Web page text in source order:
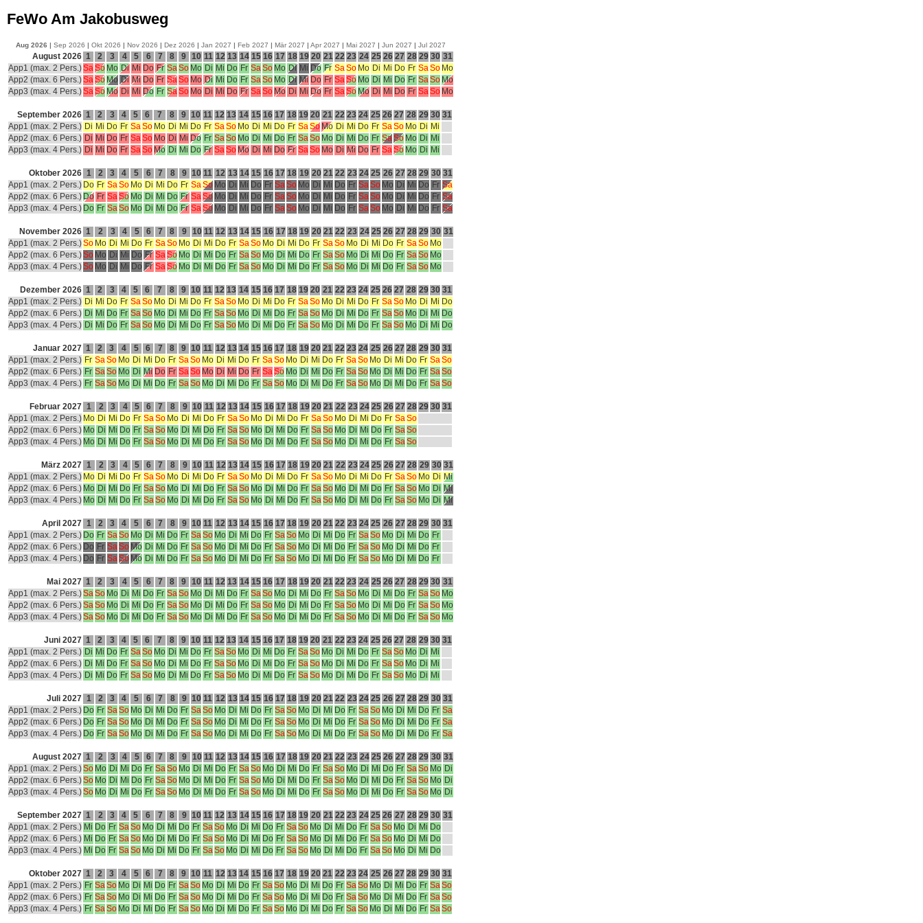
FeWo Am Jakobusweg
Aug 2026 | Sep 2026 | Okt 2026 | Nov 2026 | Dez 2026 | Jan 2027 | Feb 2027 | Mär 2027 | Apr 2027 | Mai 2027 | Jun 2027 | Jul 2027
August 2026 1 2 3 4 5 6 7 8 9 10 11 12 13 14 15 16 17 18 19 20 21 22 23 24 25 26 27 28 29 30 31
App1 (max. 2 Pers.)SaSo Mo Di Mi Do Fr SaSo Mo Di Mi Do Fr SaSo Mo Di Mi Do Fr SaSo Mo Di Mi Do Fr SaSo Mo
App2 (max. 6 Pers.)SaSo Mo Di Mi Do Fr SaSo Mo Di Mi Do Fr SaSo Mo Di Mi Do Fr SaSo Mo Di Mi Do Fr SaSo Mo
App3 (max. 4 Pers.)SaSo Mo Di Mi Do Fr SaSo Mo Di Mi Do Fr SaSo Mo Di Mi Do Fr SaSo Mo Di Mi Do Fr SaSo Mo
September 2026 1 2 3 4 5 6 7 8 9 10 11 12 13 14 15 16 17 18 19 20 21 22 23 24 25 26 27 28 29 30 31
App1 (max. 2 Pers.) Di Mi Do Fr SaSo Mo Di Mi Do Fr SaSo Mo Di Mi Do Fr SaSo Mo Di Mi Do Fr SaSo Mo Di Mi
App2 (max. 6 Pers.) Di Mi Do Fr SaSo Mo Di Mi Do Fr SaSo Mo Di Mi Do Fr SaSo Mo Di Mi Do Fr SaSo Mo Di Mi
App3 (max. 4 Pers.) Di Mi Do Fr SaSo Mo Di Mi Do Fr SaSo Mo Di Mi Do Fr SaSo Mo Di Mi Do Fr SaSo Mo Di Mi
Oktober 2026 1 2 3 4 5 6 7 8 9 10 11 12 13 14 15 16 17 18 19 20 21 22 23 24 25 26 27 28 29 30 31
App1 (max. 2 Pers.) Do Fr SaSo Mo Di Mi Do Fr SaSo Mo Di Mi Do Fr SaSo Mo Di Mi Do Fr SaSo Mo Di Mi Do Fr Sa
App2 (max. 6 Pers.) Do Fr SaSo Mo Di Mi Do Fr SaSo Mo Di Mi Do Fr SaSo Mo Di Mi Do Fr SaSo Mo Di Mi Do Fr Sa
App3 (max. 4 Pers.) Do Fr SaSo Mo Di Mi Do Fr SaSo Mo Di Mi Do Fr SaSo Mo Di Mi Do Fr SaSo Mo Di Mi Do Fr Sa
November 2026 1 2 3 4 5 6 7 8 9 10 11 12 13 14 15 16 17 18 19 20 21 22 23 24 25 26 27 28 29 30 31
App1 (max. 2 Pers.)So Mo Di Mi Do Fr SaSo Mo Di Mi Do Fr SaSo Mo Di Mi Do Fr SaSo Mo Di Mi Do Fr SaSo Mo
App2 (max. 6 Pers.)So Mo Di Mi Do Fr SaSo Mo Di Mi Do Fr SaSo Mo Di Mi Do Fr SaSo Mo Di Mi Do Fr SaSo Mo
App3 (max. 4 Pers.)So Mo Di Mi Do Fr SaSo Mo Di Mi Do Fr SaSo Mo Di Mi Do Fr SaSo Mo Di Mi Do Fr SaSo Mo
Dezember 2026 1 2 3 4 5 6 7 8 9 10 11 12 13 14 15 16 17 18 19 20 21 22 23 24 25 26 27 28 29 30 31
App1 (max. 2 Pers.) Di Mi Do Fr SaSo Mo Di Mi Do Fr SaSo Mo Di Mi Do Fr SaSo Mo Di Mi Do Fr SaSo Mo Di Mi Do
App2 (max. 6 Pers.) Di Mi Do Fr SaSo Mo Di Mi Do Fr SaSo Mo Di Mi Do Fr SaSo Mo Di Mi Do Fr SaSo Mo Di Mi Do
App3 (max. 4 Pers.) Di Mi Do Fr SaSo Mo Di Mi Do Fr SaSo Mo Di Mi Do Fr SaSo Mo Di Mi Do Fr SaSo Mo Di Mi Do
Januar 2027 1 2 3 4 5 6 7 8 9 10 11 12 13 14 15 16 17 18 19 20 21 22 23 24 25 26 27 28 29 30 31
App1 (max. 2 Pers.) Fr SaSo Mo Di Mi Do Fr SaSo Mo Di Mi Do Fr SaSo Mo Di Mi Do Fr SaSo Mo Di Mi Do Fr SaSo
App2 (max. 6 Pers.) Fr SaSo Mo Di Mi Do Fr SaSo Mo Di Mi Do Fr SaSo Mo Di Mi Do Fr SaSo Mo Di Mi Do Fr SaSo
App3 (max. 4 Pers.) Fr SaSo Mo Di Mi Do Fr SaSo Mo Di Mi Do Fr SaSo Mo Di Mi Do Fr SaSo Mo Di Mi Do Fr SaSo
Februar 2027 1 2 3 4 5 6 7 8 9 10 11 12 13 14 15 16 17 18 19 20 21 22 23 24 25 26 27 28 29 30 31
App1 (max. 2 Pers.) Mo Di Mi Do Fr SaSo Mo Di Mi Do Fr SaSo Mo Di Mi Do Fr SaSo Mo Di Mi Do Fr SaSo
App2 (max. 6 Pers.) Mo Di Mi Do Fr SaSo Mo Di Mi Do Fr SaSo Mo Di Mi Do Fr SaSo Mo Di Mi Do Fr SaSo
App3 (max. 4 Pers.) Mo Di Mi Do Fr SaSo Mo Di Mi Do Fr SaSo Mo Di Mi Do Fr SaSo Mo Di Mi Do Fr SaSo
März 2027 1 2 3 4 5 6 7 8 9 10 11 12 13 14 15 16 17 18 19 20 21 22 23 24 25 26 27 28 29 30 31
App1 (max. 2 Pers.) Mo Di Mi Do Fr SaSo Mo Di Mi Do Fr SaSo Mo Di Mi Do Fr SaSo Mo Di Mi Do Fr SaSo Mo Di Mi
App2 (max. 6 Pers.) Mo Di Mi Do Fr SaSo Mo Di Mi Do Fr SaSo Mo Di Mi Do Fr SaSo Mo Di Mi Do Fr SaSo Mo Di Mi
App3 (max. 4 Pers.) Mo Di Mi Do Fr SaSo Mo Di Mi Do Fr SaSo Mo Di Mi Do Fr SaSo Mo Di Mi Do Fr SaSo Mo Di Mi
April 2027 1 2 3 4 5 6 7 8 9 10 11 12 13 14 15 16 17 18 19 20 21 22 23 24 25 26 27 28 29 30 31
App1 (max. 2 Pers.) Do Fr SaSo Mo Di Mi Do Fr SaSo Mo Di Mi Do Fr SaSo Mo Di Mi Do Fr SaSo Mo Di Mi Do Fr
App2 (max. 6 Pers.) Do Fr SaSo Mo Di Mi Do Fr SaSo Mo Di Mi Do Fr SaSo Mo Di Mi Do Fr SaSo Mo Di Mi Do Fr
App3 (max. 4 Pers.) Do Fr SaSo Mo Di Mi Do Fr SaSo Mo Di Mi Do Fr SaSo Mo Di Mi Do Fr SaSo Mo Di Mi Do Fr
Mai 2027 1 2 3 4 5 6 7 8 9 10 11 12 13 14 15 16 17 18 19 20 21 22 23 24 25 26 27 28 29 30 31
App1 (max. 2 Pers.)SaSo Mo Di Mi Do Fr SaSo Mo Di Mi Do Fr SaSo Mo Di Mi Do Fr SaSo Mo Di Mi Do Fr SaSo Mo
App2 (max. 6 Pers.)SaSo Mo Di Mi Do Fr SaSo Mo Di Mi Do Fr SaSo Mo Di Mi Do Fr SaSo Mo Di Mi Do Fr SaSo Mo
App3 (max. 4 Pers.)SaSo Mo Di Mi Do Fr SaSo Mo Di Mi Do Fr SaSo Mo Di Mi Do Fr SaSo Mo Di Mi Do Fr SaSo Mo
Juni 2027 1 2 3 4 5 6 7 8 9 10 11 12 13 14 15 16 17 18 19 20 21 22 23 24 25 26 27 28 29 30 31
App1 (max. 2 Pers.) Di Mi Do Fr SaSo Mo Di Mi Do Fr SaSo Mo Di Mi Do Fr SaSo Mo Di Mi Do Fr SaSo Mo Di Mi
App2 (max. 6 Pers.) Di Mi Do Fr SaSo Mo Di Mi Do Fr SaSo Mo Di Mi Do Fr SaSo Mo Di Mi Do Fr SaSo Mo Di Mi
App3 (max. 4 Pers.) Di Mi Do Fr SaSo Mo Di Mi Do Fr SaSo Mo Di Mi Do Fr SaSo Mo Di Mi Do Fr SaSo Mo Di Mi
Juli 2027 1 2 3 4 5 6 7 8 9 10 11 12 13 14 15 16 17 18 19 20 21 22 23 24 25 26 27 28 29 30 31
App1 (max. 2 Pers.) Do Fr SaSo Mo Di Mi Do Fr SaSo Mo Di Mi Do Fr SaSo Mo Di Mi Do Fr SaSo Mo Di Mi Do Fr Sa
App2 (max. 6 Pers.) Do Fr SaSo Mo Di Mi Do Fr SaSo Mo Di Mi Do Fr SaSo Mo Di Mi Do Fr SaSo Mo Di Mi Do Fr Sa
App3 (max. 4 Pers.) Do Fr SaSo Mo Di Mi Do Fr SaSo Mo Di Mi Do Fr SaSo Mo Di Mi Do Fr SaSo Mo Di Mi Do Fr Sa
August 2027 1 2 3 4 5 6 7 8 9 10 11 12 13 14 15 16 17 18 19 20 21 22 23 24 25 26 27 28 29 30 31
App1 (max. 2 Pers.)So Mo Di Mi Do Fr SaSo Mo Di Mi Do Fr SaSo Mo Di Mi Do Fr SaSo Mo Di Mi Do Fr SaSo Mo Di
App2 (max. 6 Pers.)So Mo Di Mi Do Fr SaSo Mo Di Mi Do Fr SaSo Mo Di Mi Do Fr SaSo Mo Di Mi Do Fr SaSo Mo Di
App3 (max. 4 Pers.)So Mo Di Mi Do Fr SaSo Mo Di Mi Do Fr SaSo Mo Di Mi Do Fr SaSo Mo Di Mi Do Fr SaSo Mo Di
September 2027 1 2 3 4 5 6 7 8 9 10 11 12 13 14 15 16 17 18 19 20 21 22 23 24 25 26 27 28 29 30 31
App1 (max. 2 Pers.) Mi Do Fr SaSo Mo Di Mi Do Fr SaSo Mo Di Mi Do Fr SaSo Mo Di Mi Do Fr SaSo Mo Di Mi Do
App2 (max. 6 Pers.) Mi Do Fr SaSo Mo Di Mi Do Fr SaSo Mo Di Mi Do Fr SaSo Mo Di Mi Do Fr SaSo Mo Di Mi Do
App3 (max. 4 Pers.) Mi Do Fr SaSo Mo Di Mi Do Fr SaSo Mo Di Mi Do Fr SaSo Mo Di Mi Do Fr SaSo Mo Di Mi Do
Oktober 2027 1 2 3 4 5 6 7 8 9 10 11 12 13 14 15 16 17 18 19 20 21 22 23 24 25 26 27 28 29 30 31
App1 (max. 2 Pers.) Fr SaSo Mo Di Mi Do Fr SaSo Mo Di Mi Do Fr SaSo Mo Di Mi Do Fr SaSo Mo Di Mi Do Fr SaSo
App2 (max. 6 Pers.) Fr SaSo Mo Di Mi Do Fr SaSo Mo Di Mi Do Fr SaSo Mo Di Mi Do Fr SaSo Mo Di Mi Do Fr SaSo
App3 (max. 4 Pers.) Fr SaSo Mo Di Mi Do Fr SaSo Mo Di Mi Do Fr SaSo Mo Di Mi Do Fr SaSo Mo Di Mi Do Fr SaSo